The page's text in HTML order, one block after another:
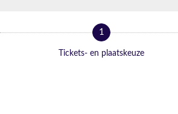
1
Tickets- en plaatskeuze